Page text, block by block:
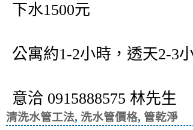
下水1500元
公寓約1-2小時，透天2-3
意洽 0915888575 林先生
清洗水管工法, 洗水管價格, 管乾淨